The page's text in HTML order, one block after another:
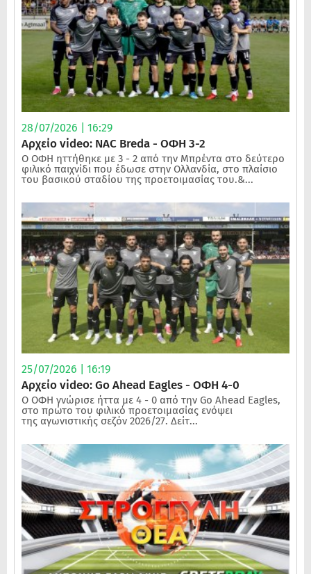
28/07/2026 | 16:29
Αρχείο video: NAC Breda - ΟΦΗ 3-2
Ο ΟΦΗ ηττήθηκε με 3 - 2 από την Μπρέντα στο δεύτερο
φιλικό παιχνίδι που έδωσε στην Ολλανδία, στο πλαίσιο
του βασικού σταδίου της προετοιμασίας του.&...
25/07/2026 | 16:19
Αρχείο video: Go Ahead Eagles - ΟΦΗ 4-0
Ο ΟΦΗ γνώρισε ήττα με 4 - 0 από την Go Ahead Eagles,
στο πρώτο του φιλικό προετοιμασίας ενόψει
της αγωνιστικής σεζόν 2026/27. Δείτ...